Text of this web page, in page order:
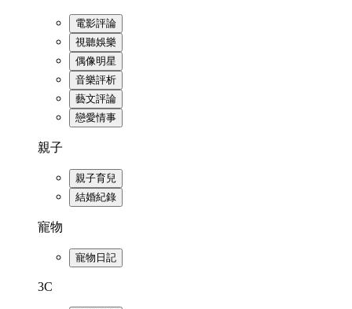
電影評論
視聽娛樂
偶像明星
音樂評析
藝文評論
戀愛情事
親子
親子育兒
結婚紀錄
寵物
寵物日記
3C